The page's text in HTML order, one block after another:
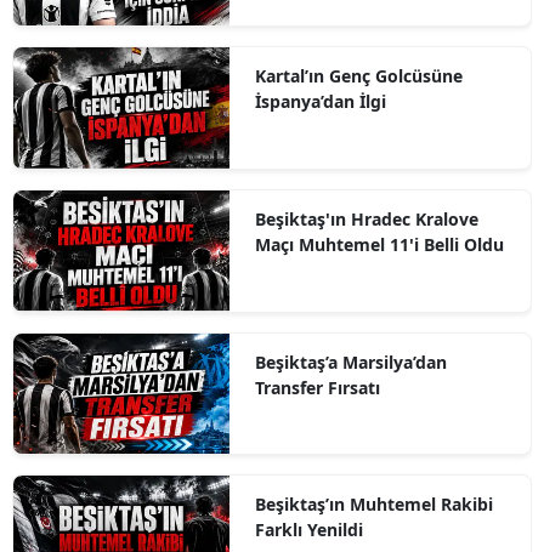
Kartal’ın Genç Golcüsüne
İspanya’dan İlgi
Beşiktaş'ın Hradec Kralove
Maçı Muhtemel 11'i Belli Oldu
Beşiktaş’a Marsilya’dan
Transfer Fırsatı
Beşiktaş’ın Muhtemel Rakibi
Farklı Yenildi